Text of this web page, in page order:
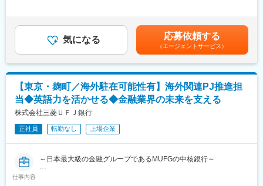
◇外貨建融資や外国為替、貿易金融、海外進出支援など、お客さ
まの海外ビジネスに関するさまざまなニーズに対し、ワンストッ
■特徴
◇約50万社に及ぶ豊富な顧客基盤を活用しながら、幅広い企業の
海外事業の成長をサポートできると同時に、外国為替だけでな
く、外貨建のファイナンス、世界各国の規制、海外進出支援の知
識・スキルを身につけることができます。
◇海外現地法人や海外取引先との面談、英文契約書の確認・作成
に携わる機会があります。また、案件や支援内容に応じて海外出
張を行う場合もあります。
は職務の適用基準により職務給の20~40％相当額を支給します。※
予定年収はあくまでも目安の金額であり、選考を通じて上下する
可能性があります。賃金はあくまでも目安の金額であり、選考を
通じて上下する可能性があります。月給(月額)は固定手当を含めた
表記です。
気になる 応募依頼する
（エージェントサービス）
【東京・麹町／海外駐在可能性有】海外関連PJ推進担
当◆英語力を活かせる◆金融業界の未来を支える
株式会社三菱ＵＦＪ銀行
正社員 転勤なし 上場企業
仕事内容
～日本最大級の金融グループであるMUFGの中核銀行～